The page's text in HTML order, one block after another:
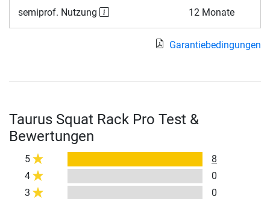
semiprof. Nutzung 12 Monate
Garantiebedingungen
Taurus Squat Rack Pro Test &
Bewertungen
5
8
4
0
3
0